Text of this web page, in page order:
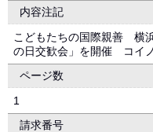
内容注記
こどもたちの国際親善 横
の日交歓会」を開催 コイ
ページ数
1
請求番号